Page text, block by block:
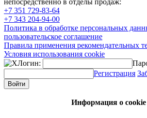
непосредственно в отделы продаж:
+7 351 729-83-64
+7 343 204-94-00
Политика в обработке персональных
пользовательское соглашение
Правила применения рекомендательных
Условия использования cookie
Логин:
Регистрация
Информация о cookie